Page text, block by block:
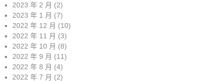
2023 年 2 月 (2)
2023 年 1 月 (7)
2022 年 12 月 (10)
2022 年 11 月 (3)
2022 年 10 月 (8)
2022 年 9 月 (11)
2022 年 8 月 (4)
2022 年 7 月 (2)